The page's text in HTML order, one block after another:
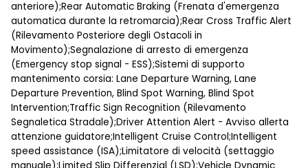
anteriore);Rear Automatic Braking (Frenata d'emergenza
automatica durante la retromarcia);Rear Cross Traffic Alert
(Rilevamento Posteriore degli Ostacoli in
Movimento);Segnalazione di arresto di emergenza
(Emergency stop signal - ESS);Sistemi di supporto
mantenimento corsia: Lane Departure Warning, Lane
Departure Prevention, Blind Spot Warning, Blind Spot
Intervention;Traffic Sign Recognition (Rilevamento
Segnaletica Stradale);Driver Attention Alert - Avviso allerta
attenzione guidatore;Intelligent Cruise Control;Intelligent
speed assistance (ISA);Limitatore di velocità (settaggio